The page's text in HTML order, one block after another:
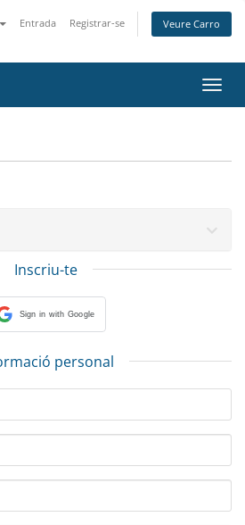
Entrada Registrar-se Veure Carro
la
Inscriu-te
Sign in with Google
personal